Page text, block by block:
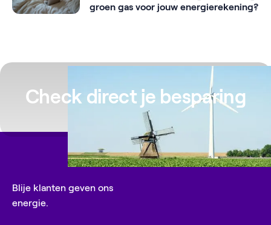
groen gas voor jouw energierekening?
Check direct je besparing
Blije klanten geven ons
energie.